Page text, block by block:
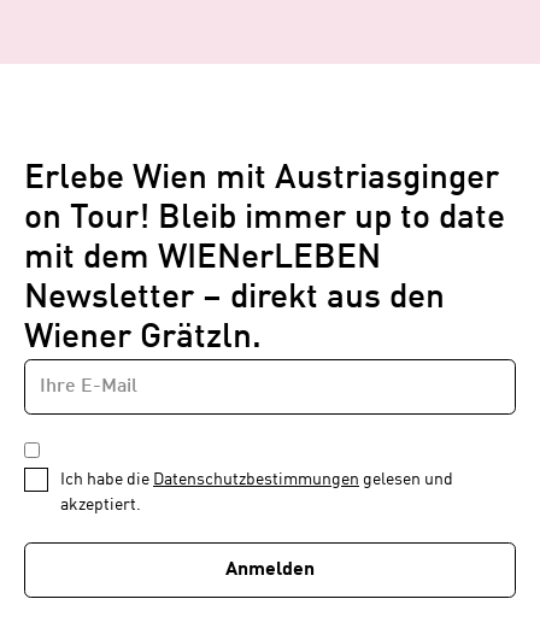
Erlebe Wien mit Austriasginger
on Tour! Bleib immer up to date
mit dem WIENerLEBEN
Newsletter – direkt aus den
Wiener Grätzln.
Newsletter
1
von
E-
MAIL-
ADRESSE
DATENSCHUTZBESTIMMUNGEN
*
Ich habe die Datenschutzbestimmungen gelesen und
akzeptiert.
Anmelden